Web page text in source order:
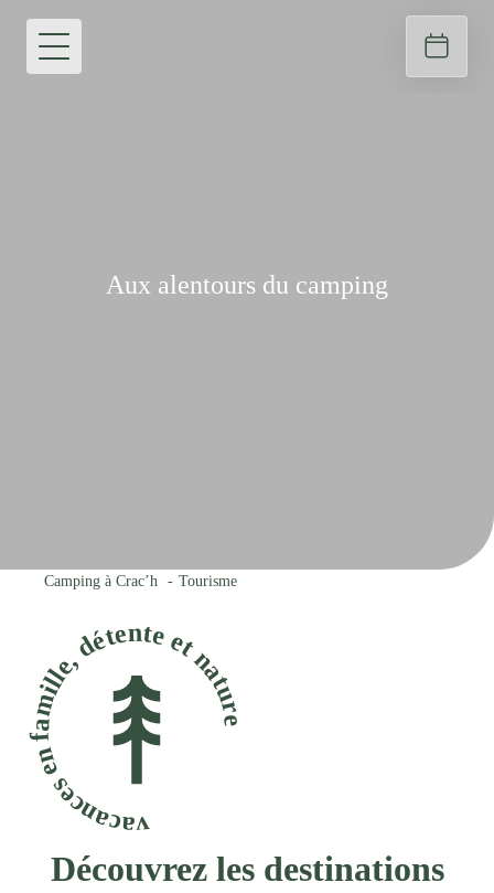
Aux alentours du camping
Camping à Crac’h Tourisme
en famille, détente et nature
Découvrez les destinations